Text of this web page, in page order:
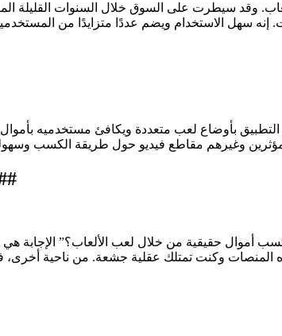
سهل الاستخدام ويضم عددًا متزايدًا من
هل منصات الكسب عبر الإنترنت هذه
أموال حقيقية من خلال لعب الألعاب؟” الإجابة